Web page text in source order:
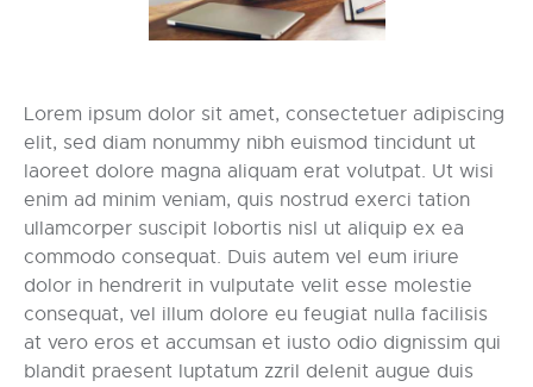
Lorem ipsum dolor sit amet, consectetuer adipiscing
elit, sed diam nonummy nibh euismod tincidunt ut
laoreet dolore magna aliquam erat volutpat. Ut wisi
enim ad minim veniam, quis nostrud exerci tation
ullamcorper suscipit lobortis nisl ut aliquip ex ea
commodo consequat. Duis autem vel eum iriure
dolor in hendrerit in vulputate velit esse molestie
consequat, vel illum dolore eu feugiat nulla facilisis
at vero eros et accumsan et iusto odio dignissim qui
blandit praesent luptatum zzril delenit augue duis